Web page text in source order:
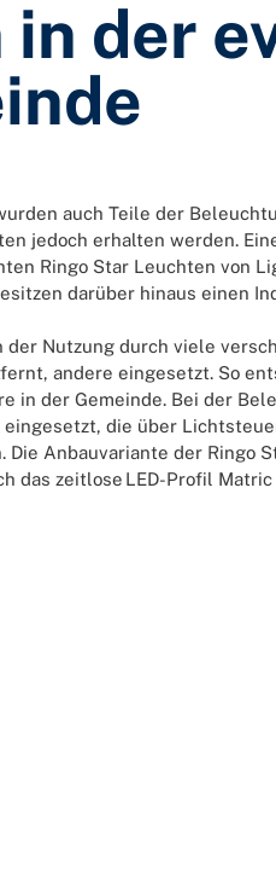
der
auch Teile der
jedoch erhalten werden.
Ringo Star Leuchten von
darüber hinaus einen
der Nutzung durch viele
andere eingesetzt. So
in der Gemeinde. Bei der
eingesetzt, die über
Anbauvariante der Ringo
das zeitlose LED-Profil Matric